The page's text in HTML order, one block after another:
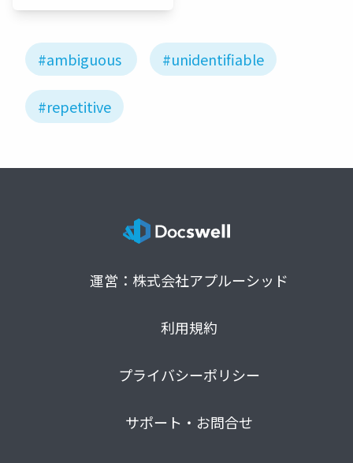
#ambiguous #unidentifiable
#repetitive
運営：株式会社アプルーシッド
利用規約
プライバシーポリシー
サポート・お問合せ